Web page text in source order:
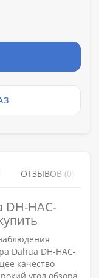
ОТЗЫВОВ (0)
DH-HAC-
Dahua DH-HAC-
качество